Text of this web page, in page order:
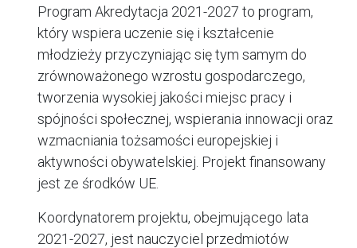
Program Akredytacja 2021-2027 to program,
który wspiera uczenie się i kształcenie
młodzieży przyczyniając się tym samym do
zrównoważonego wzrostu gospodarczego,
tworzenia wysokiej jakości miejsc pracy i
spójności społecznej, wspierania innowacji oraz
wzmacniania tożsamości europejskiej i
aktywności obywatelskiej. Projekt finansowany
jest ze środków UE.
Koordynatorem projektu, obejmującego lata
2021-2027, jest nauczyciel przedmiotów